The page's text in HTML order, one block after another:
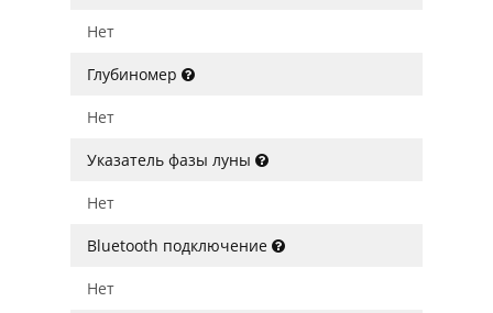
Нет
Глубиномер
Нет
Указатель фазы луны
Нет
Bluetooth подключение
Нет